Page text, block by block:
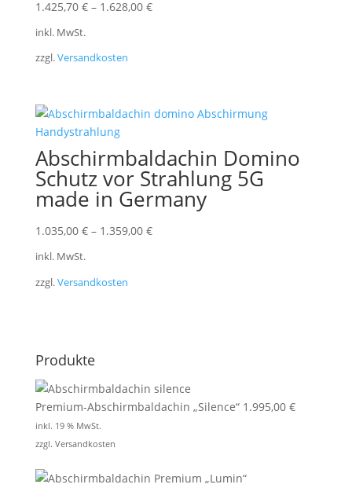
1.425,70 €– 1.628,00 €
inkl. MwSt.
zzgl.Versandkosten
Abschirmbaldachin Domino
Schutz vor Strahlung 5G
made in Germany
1.035,00 €– 1.359,00 €
inkl. MwSt.
zzgl.Versandkosten
Produkte
Premium-Abschirmbaldachin „Silence“ 1.995,00 €
inkl. 19 % MwSt.
zzgl. Versandkosten